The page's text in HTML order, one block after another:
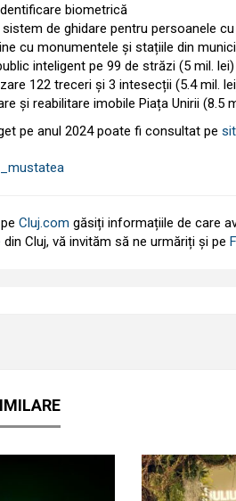
biometrică
sistem de ghidare pentru persoanele
cu monumentele și stațiile din
inteligent pe 99 de străzi (5 mil. lei)
122 treceri și 3 intesecții (5.4 mil.
și reabilitare imobile Piața Unirii (8.5
pe anul 2024 poate fi consultat pe
Cluj.com găsiți informațiile de care
din Cluj, vă invităm să ne urmăriți și pe